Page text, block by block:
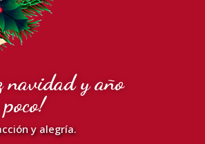
navidad y año
y alegría.